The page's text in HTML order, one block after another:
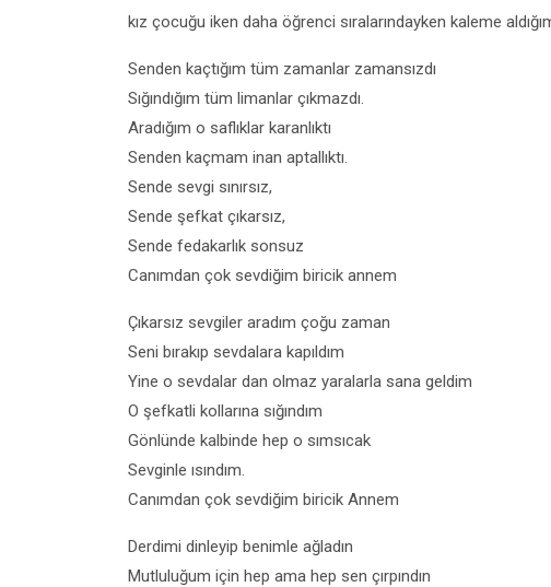
kız çocuğu iken daha öğrenci sıralarındayken kaleme
Senden kaçtığım tüm zamanlar zamansızdı
Sığındığım tüm limanlar çıkmazdı.
Aradığım o saflıklar karanlıktı
Senden kaçmam inan aptallıktı.
Sende sevgi sınırsız,
Sende şefkat çıkarsız,
Sende fedakarlık sonsuz
Canımdan çok sevdiğim biricik annem
Çıkarsız sevgiler aradım çoğu zaman
Seni bırakıp sevdalara kapıldım
Yine o sevdalar dan olmaz yaralarla sana geldim
O şefkatli kollarına sığındım
Gönlünde kalbinde hep o sımsıcak
Sevginle ısındım.
Canımdan çok sevdiğim biricik Annem
Derdimi dinleyip benimle ağladın
Mutluluğum için hep ama hep sen çırpındın